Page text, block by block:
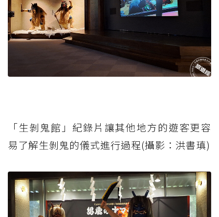
「生剝鬼館」紀錄片讓其他地方的遊客更容
易了解生剝鬼的儀式進行過程(攝影：洪書瑱)